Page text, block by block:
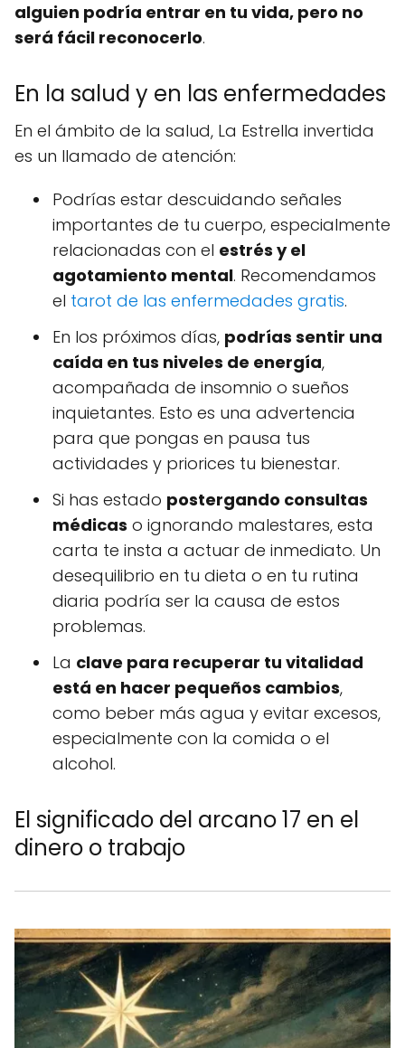
alguien podría entrar en tu vida, pero no
será fácil reconocerlo.
En la salud y en las enfermedades
En el ámbito de la salud, La Estrella invertida
es un llamado de atención:
Podrías estar descuidando señales
importantes de tu cuerpo, especialmente
relacionadas con el estrés y el
agotamiento mental. Recomendamos
el tarot de las enfermedades gratis.
En los próximos días, podrías sentir una
caída en tus niveles de energía,
acompañada de insomnio o sueños
inquietantes. Esto es una advertencia
para que pongas en pausa tus
actividades y priorices tu bienestar.
Si has estado postergando consultas
médicas o ignorando malestares, esta
carta te insta a actuar de inmediato. Un
desequilibrio en tu dieta o en tu rutina
diaria podría ser la causa de estos
problemas.
La clave para recuperar tu vitalidad
está en hacer pequeños cambios,
como beber más agua y evitar excesos,
especialmente con la comida o el
alcohol.
El significado del arcano 17 en el
dinero o trabajo